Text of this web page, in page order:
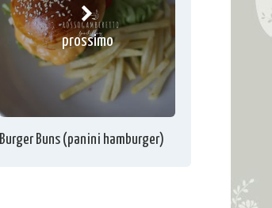
prossimo
Burger Buns (panini hamburger)